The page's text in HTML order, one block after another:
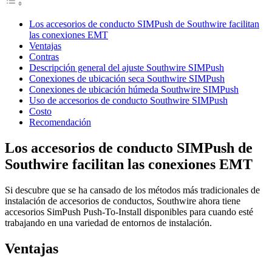
Los accesorios de conducto SIMPush de Southwire facilitan
las conexiones EMT
Ventajas
Contras
Descripción general del ajuste Southwire SIMPush
Conexiones de ubicación seca Southwire SIMPush
Conexiones de ubicación húmeda Southwire SIMPush
Uso de accesorios de conducto Southwire SIMPush
Costo
Recomendación
Los accesorios de conducto SIMPush de
Southwire facilitan las conexiones EMT
Si descubre que se ha cansado de los métodos más tradicionales de
instalación de accesorios de conductos, Southwire ahora tiene
accesorios SimPush Push-To-Install disponibles para cuando esté
trabajando en una variedad de entornos de instalación.
Ventajas